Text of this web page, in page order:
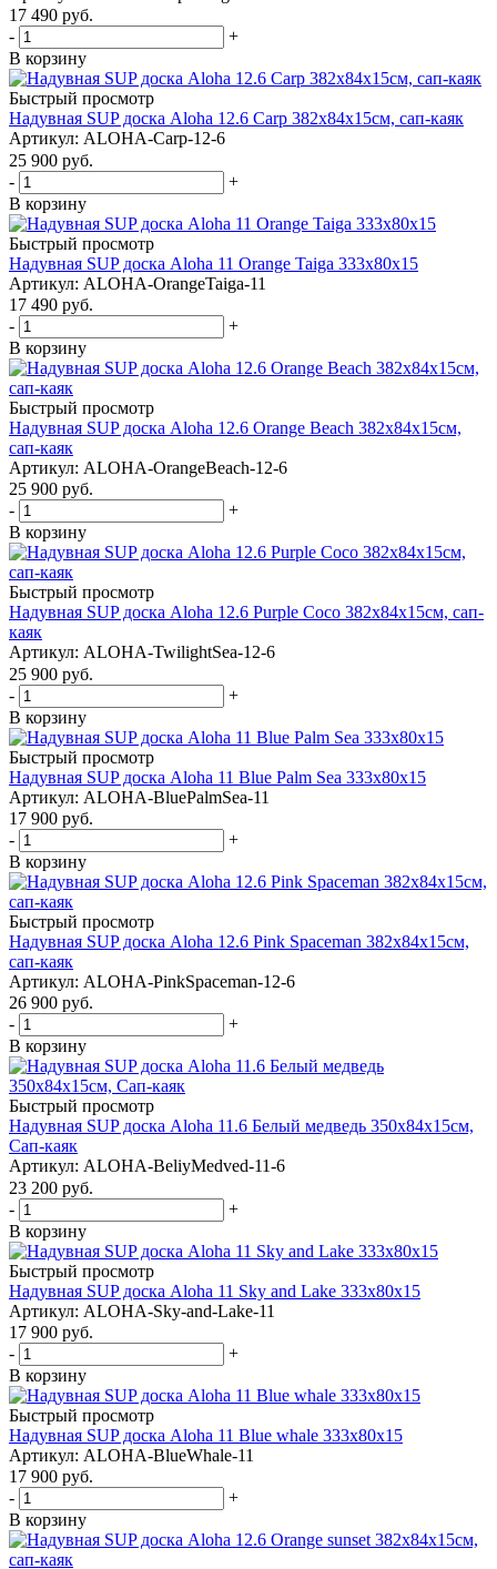
17 490 руб.
-
+
В корзину
Быстрый просмотр
Надувная SUP доска Aloha 12.6 Carp 382x84x15см, сап-каяк
Артикул: ALOHA-Carp-12-6
25 900 руб.
-
+
В корзину
Быстрый просмотр
Надувная SUP доска Aloha 11 Orange Taiga 333x80x15
Артикул: ALOHA-OrangeTaiga-11
17 490 руб.
-
+
В корзину
Быстрый просмотр
Надувная SUP доска Aloha 12.6 Orange Beach 382x84x15см,
сап-каяк
Артикул: ALOHA-OrangeBeach-12-6
25 900 руб.
-
+
В корзину
Быстрый просмотр
Надувная SUP доска Aloha 12.6 Purple Coco 382x84x15см, сап-
каяк
Артикул: ALOHA-TwilightSea-12-6
25 900 руб.
-
+
В корзину
Быстрый просмотр
Надувная SUP доска Aloha 11 Blue Palm Sea 333x80x15
Артикул: ALOHA-BluePalmSea-11
17 900 руб.
-
+
В корзину
Быстрый просмотр
Надувная SUP доска Aloha 12.6 Pink Spaceman 382x84x15см,
сап-каяк
Артикул: ALOHA-PinkSpaceman-12-6
26 900 руб.
-
+
В корзину
Быстрый просмотр
Надувная SUP доска Aloha 11.6 Белый медведь 350x84x15см,
Сап-каяк
Артикул: ALOHA-BeliyMedved-11-6
23 200 руб.
-
+
В корзину
Быстрый просмотр
Надувная SUP доска Aloha 11 Sky and Lake 333x80x15
Артикул: ALOHA-Sky-and-Lake-11
17 900 руб.
-
+
В корзину
Быстрый просмотр
Надувная SUP доска Aloha 11 Blue whale 333x80x15
Артикул: ALOHA-BlueWhale-11
17 900 руб.
-
+
В корзину